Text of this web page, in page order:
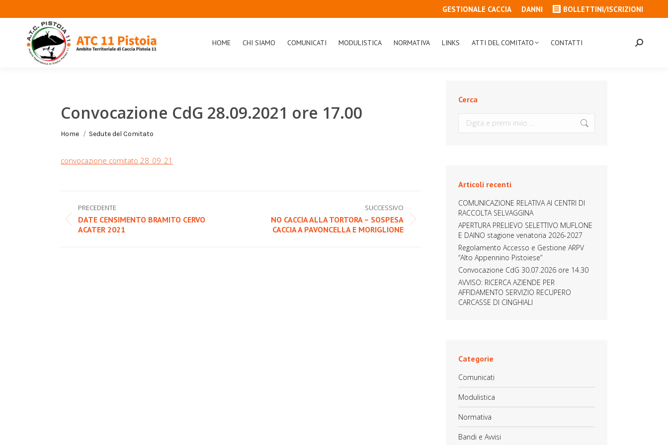
GESTIONALE CACCIA DANNI BOLLETTINI/ISCRIZIONI
HOME CHI SIAMO COMUNICATI MODULISTICA NORMATIVA LINKS ATTI DEL COMITATO CONTATTI Cerca:
Convocazione CdG 28.09.2021 ore 17.00
Tu sei qui:
Home Sedute del Comitato
convocazione comitato 28_09_21
tra
PRECEDENTE
Post
precedente:
DATE CENSIMENTO BRAMITO CERVO
ACATER 2021
SUCCESSIVO
Prossimo
NO CACCIA ALLA TORTORA – SOSPESA
CACCIA A PAVONCELLA E MORIGLIONE
Cerca
Cerca:
Articoli recenti
COMUNICAZIONE RELATIVA AI CENTRI DI
RACCOLTA SELVAGGINA
APERTURA PRELIEVO SELETTIVO MUFLONE
E DAINO stagione venatoria 2026-2027
Regolamento Accesso e Gestione ARPV
“Alto Appennino Pistoiese”
Convocazione CdG 30.07.2026 ore 14.30
AVVISO: RICERCA AZIENDE PER
AFFIDAMENTO SERVIZIO RECUPERO
CARCASSE DI CINGHIALI
Categorie
Comunicati
Modulistica
Normativa
Bandi e Avvisi